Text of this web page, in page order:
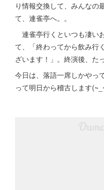
り情報交換して、みんなの
て、連雀亭へ。。
連雀亭行くといつも凄い
て、「終わってから飲み行
ざいます！」。終演後、た
今日は、落語一席しかやっ
って明日から稽古します